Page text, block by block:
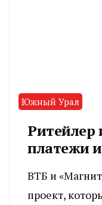
Южный Урал
Ритейлер
платежи
ВТБ и
проект,